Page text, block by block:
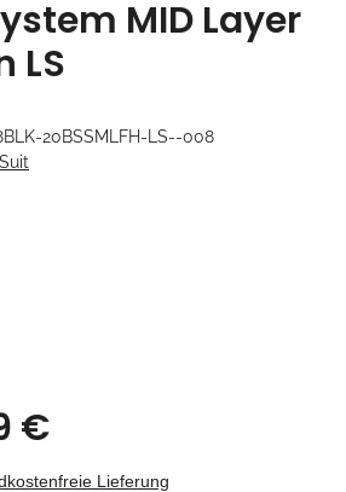
MID Layer
LS
20BSSMLFH-LS--008
€
Lieferung